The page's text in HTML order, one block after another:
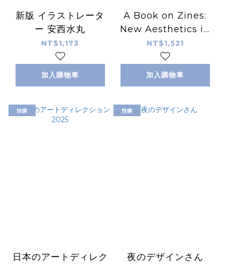
新版 イラストレータ
ー 安西水丸
NT$1,173
加入購物車
A Book on Zines:
New Aesthetics in
Zine Design
NT$1,521
加入購物車
預購
日本のアートディレク
預購
夜のデザインさん